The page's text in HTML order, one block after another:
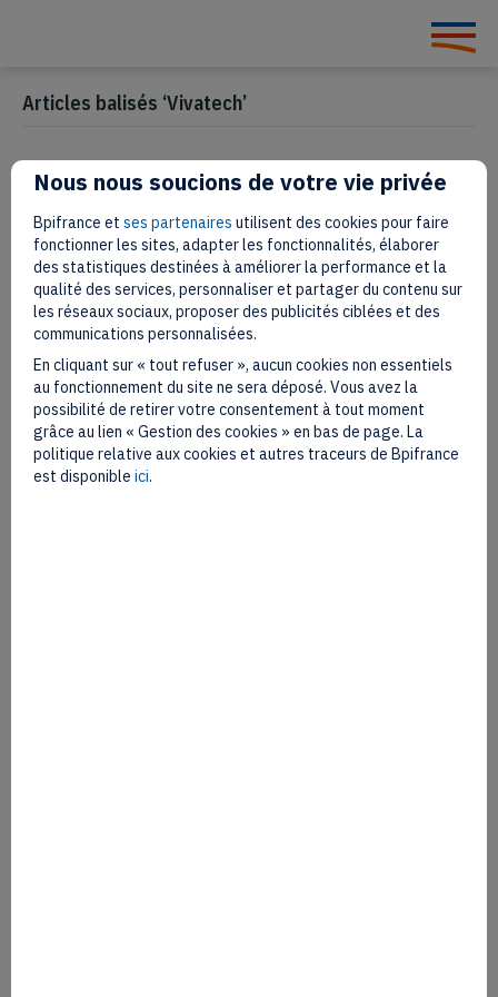
Articles balisés ‘Vivatech’
Qui sont les lauréats 2022 des
we are Vivatech Challenges ?
15 juin 2022
Nous nous soucions de votre vie privée
Bpifrance et ses partenaires utilisent des cookies pour faire
fonctionner les sites, adapter les fonctionnalités, élaborer
des statistiques destinées à améliorer la performance et la
qualité des services, personnaliser et partager du contenu sur
les réseaux sociaux, proposer des publicités ciblées et des
communications personnalisées.
En cliquant sur « tout refuser », aucun cookies non essentiels
au fonctionnement du site ne sera déposé. Vous avez la
possibilité de retirer votre consentement à tout moment
grâce au lien « Gestion des cookies » en bas de page. La
politique relative aux cookies et autres traceurs de Bpifrance
est disponible ici.